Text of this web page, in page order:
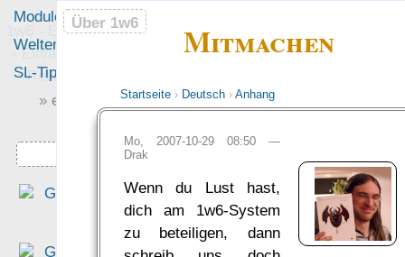
1w6 - Ein Würfel System
- Einfach saubere, freie
Rollenspiel-Regeln
Mitmachen
Startseite› Deutsch› Anhang
Mo, 2007-10-29 08:50 —
Drak
Wenn du Lust hast,
dich am 1w6-System
zu beteiligen, dann
Über 1w6
Module
Welten
Foren
SL-Tipps
» einfach saubere «
» Regeln «
Über 1w6
Downloads
„Das Beste, was ich je - JE
über Magie gelesenen habe.“
— Gastx zuMagie: